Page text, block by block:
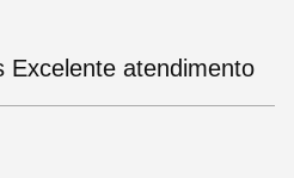
Excelente atendimento